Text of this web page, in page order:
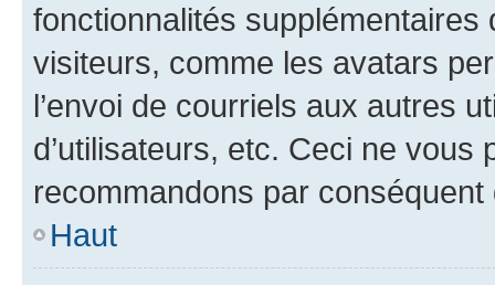
fonctionnalités
visiteurs, comme les avatars
l’envoi de courriels aux autres
d’utilisateurs, etc. Ceci ne vous
recommandons par conséquent
Haut